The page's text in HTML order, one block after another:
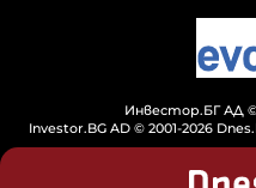
Инвестор.БГ АД ©
Investor.BG AD © 2001-2026